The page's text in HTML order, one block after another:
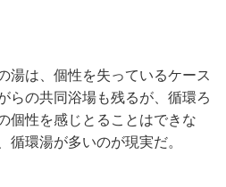
湯は、個性を失っているケース
らの共同浴場も残るが、循環ろ
個性を感じとることはできな
循環湯が多いのが現実だ。